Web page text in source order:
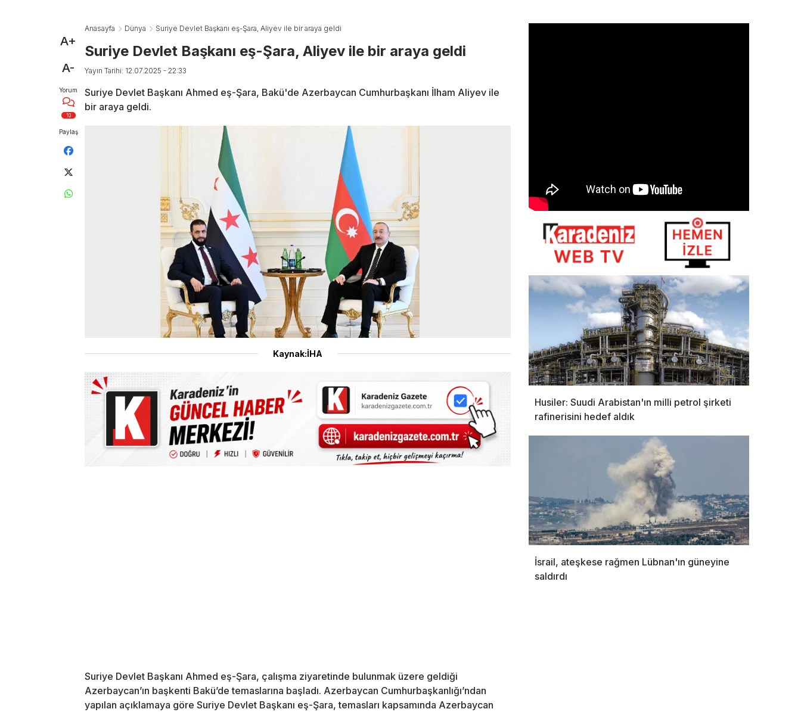
A+
A-
Yorum
10
Paylaş
Anasayfa Dünya Suriye Devlet Başkanı eş-Şara, Aliyev ile bir araya geldi
Suriye Devlet Başkanı eş-Şara, Aliyev ile bir araya geldi
Yayın Tarihi: 12.07.2025 - 22:33
Suriye Devlet Başkanı Ahmed eş-Şara, Bakü'de Azerbaycan Cumhurbaşkanı İlham Aliyev ile
bir araya geldi.
Kaynak:İHA
Suriye Devlet Başkanı Ahmed eş-Şara, çalışma ziyaretinde bulunmak üzere geldiği
Azerbaycan’ın başkenti Bakü’de temaslarına başladı. Azerbaycan Cumhurbaşkanlığı’ndan
yapılan açıklamaya göre Suriye Devlet Başkanı eş-Şara, temasları kapsamında Azerbaycan
Husiler: Suudi Arabistan'ın milli petrol şirketi
rafinerisini hedef aldık
İsrail, ateşkese rağmen Lübnan'ın güneyine
saldırdı